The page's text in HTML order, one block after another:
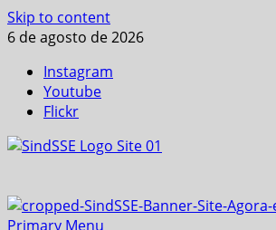
Skip to content
6 de agosto de 2026
Instagram
Youtube
Flickr
Primary Menu